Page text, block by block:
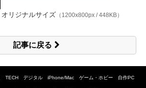
オリジナルサイズ （1200x800px / 448KB）
記事に戻る
TECH デジタル iPhone/Mac ゲーム・ホビー 自作PC